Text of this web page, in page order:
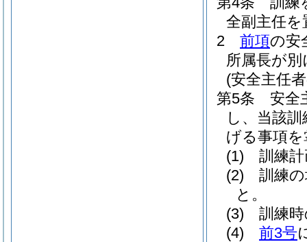
全副主任
2
前項の安
所属長が
(安全主任
第5条
安全
し、当該
げる事項
(1)
訓練
(2)
訓練
と。
(3)
訓練
(4)
前3号